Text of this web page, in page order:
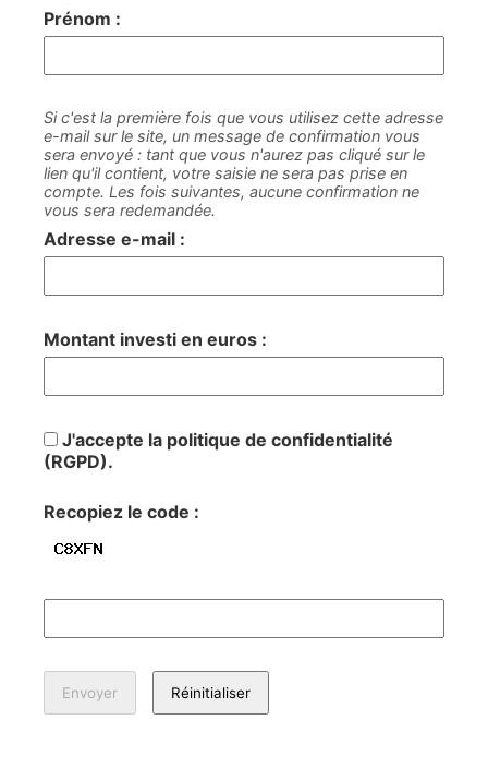
Prénom :
Si c'est la première fois que vous utilisez cette adresse
e-mail sur le site, un message de confirmation vous
sera envoyé : tant que vous n'aurez pas cliqué sur le
lien qu'il contient, votre saisie ne sera pas prise en
compte. Les fois suivantes, aucune confirmation ne
vous sera redemandée.
Adresse e-mail :
Montant investi en euros :
J'accepte la politique de confidentialité
(RGPD).
Recopiez le code :